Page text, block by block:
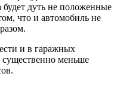
дуть не положенные
что и автомобиль не
и в гаражных
существенно меньше